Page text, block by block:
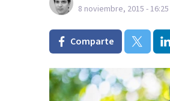
8 noviembre, 2015 - 16:25
Comparte